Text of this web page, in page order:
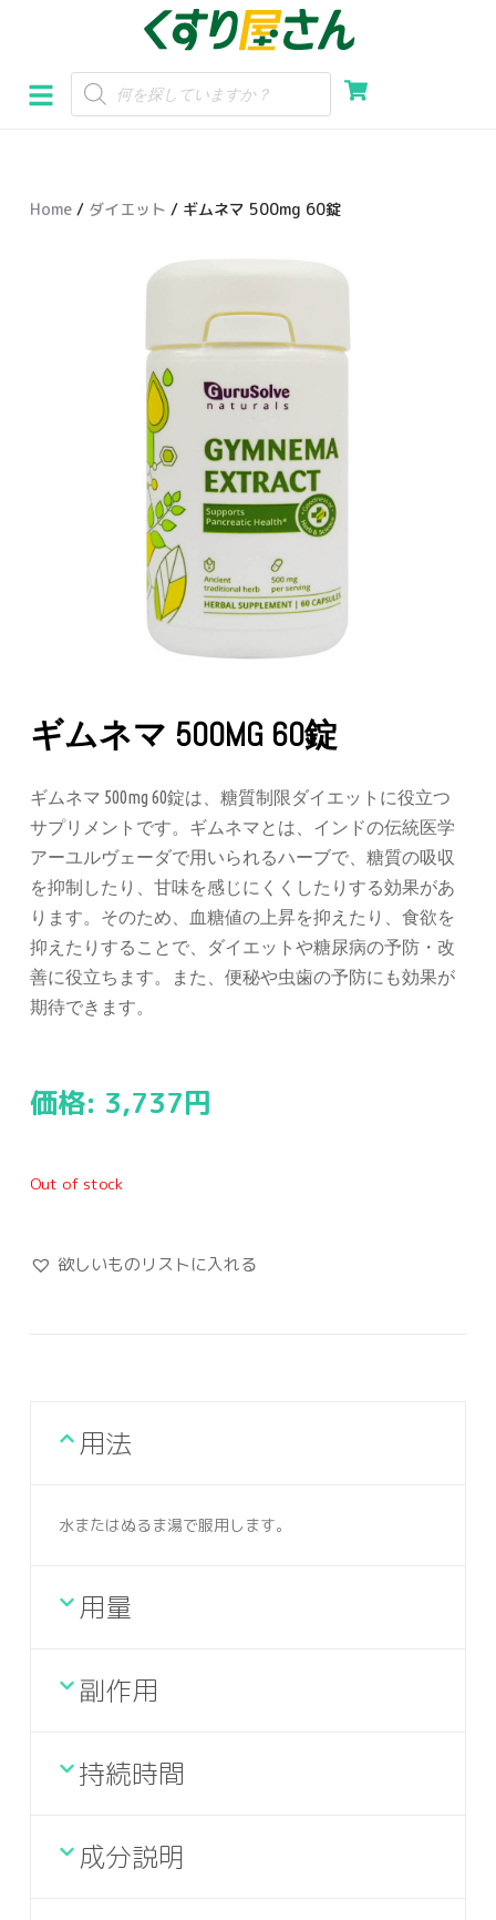
ン
テ
スHome / ダイエット / ギムネマ 500mg 60錠
ギムネマ 500MG 60錠
ギムネマ 500mg 60錠は、糖質制限ダイエットに役立つ
サプリメントです。ギムネマとは、インドの伝統医学
アーユルヴェーダで用いられるハーブで、糖質の吸収
を抑制したり、甘味を感じにくくしたりする効果があ
ります。そのため、血糖値の上昇を抑えたり、食欲を
抑えたりすることで、ダイエットや糖尿病の予防・改
善に役立ちます。また、便秘や虫歯の予防にも効果が
期待できます。
価格: 3,737円
Out of stock
欲しいものリストに入れる
用法
水またはぬるま湯で服用します。
用量
副作用
持続時間
成分説明